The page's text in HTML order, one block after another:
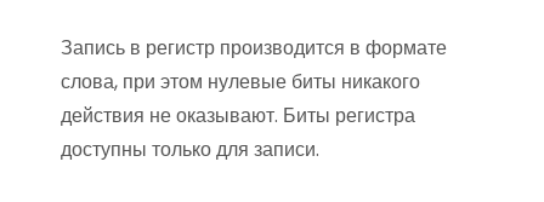
Запись в регистр производится в формате
слова, при этом нулевые биты никакого
действия не оказывают. Биты регистра
доступны только для записи.